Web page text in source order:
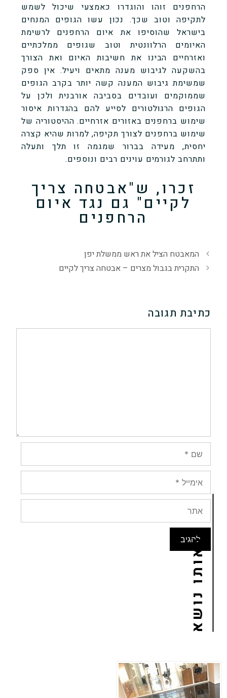
הרחפנים זוהו והוגדרו כאמצעי שיכול לשמש
לתקיפה וטוב שכך. נכון עשו הגופים המנחים
בישראל שהוסיפו את איום הרחפנים לרשימת
האיומים הרלוונטית וטוב שגופים ממלכתיים
ואזרחיים הבינו את חשיבות האיום ואת הצורך
בהשקעה לגיבוש מענה מתאים ויעיל. אין ספק
שמשימת גיבוש המענה קשה יותר בקרב הגופים
שממוקמים ועובדים בסביבה אורבנית ולכן על
הגופים הרגולטורים לסייע להם בהגדרות איסור
שימוש ברחפנים באזורים אזרחיים. ההיסטוריה של
שימוש ברחפנים לצורך תקיפה, למרות שהיא קצרה
יחסית, מעידה בברור שמגמה זו תלך ותעלה
ותתרחב לגורמים עוינים רבים ונוספים.
זכרו, ש"אבטחה צריך
לקיים" גם נגד איום
הרחפנים
המאבטח הציל את ראש ממשלת יפן
התקרית בגבול מצרים – אבטחה צריך לקיים
כתיבת תגובה
באותו נושא